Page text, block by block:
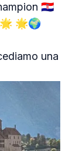
🇭🇷
🌟🌍
una